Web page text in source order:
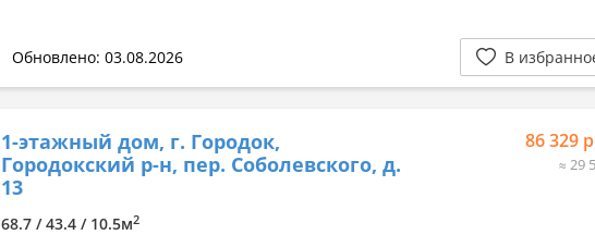
Обновлено: 03.08.2026 В
1-этажный дом, г. Городок,
Городокский р-н, пер. Соболевского, д.
13
86 329
≈ 29
68.7 / 43.4 / 10.5м2